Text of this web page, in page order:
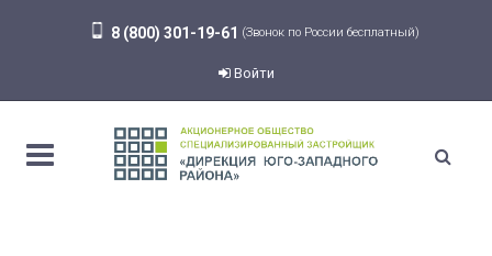
8 (800) 301-19-61 (Звонок по России бесплатный)
Войти